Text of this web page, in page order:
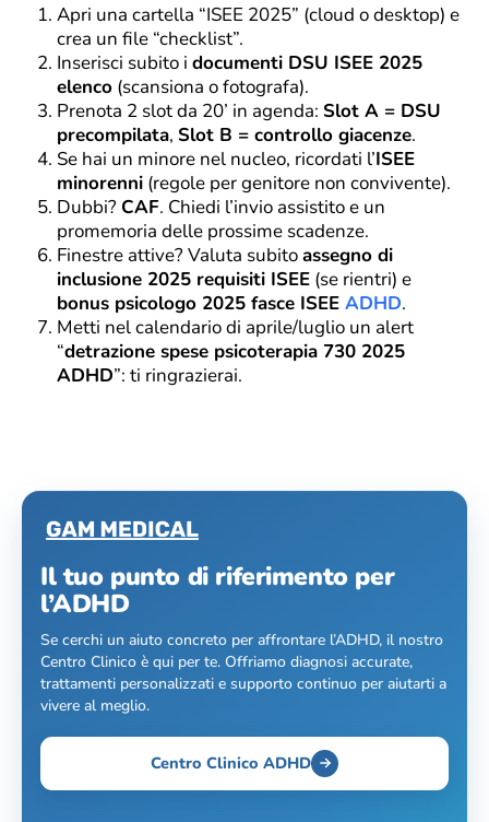
Apri una cartella “ISEE 2025” (cloud o desktop) e
crea un file “checklist”.
Inserisci subito i documenti DSU ISEE 2025
elenco (scansiona o fotografa).
Prenota 2 slot da 20’ in agenda: Slot A = DSU
precompilata, Slot B = controllo giacenze.
Se hai un minore nel nucleo, ricordati l’ISEE
minorenni (regole per genitore non convivente).
Dubbi? CAF. Chiedi l’invio assistito e un
promemoria delle prossime scadenze.
Finestre attive? Valuta subitoassegno di
inclusione 2025 requisiti ISEE (se rientri) e
bonus psicologo 2025 fasce ISEE ADHD.
Metti nel calendario di aprile/luglio un alert
“detrazione spese psicoterapia 730 2025
ADHD”: ti ringrazierai.
Il tuo punto di riferimento per
l’ADHD
Se cerchi un aiuto concreto per affrontare l’ADHD, il nostro
Centro Clinico è qui per te. Offriamo diagnosi accurate,
trattamenti personalizzati e supporto continuo per aiutarti a
vivere al meglio.
Centro Clinico ADHD